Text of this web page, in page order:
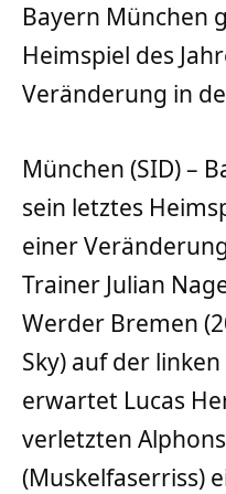
Bayern München
Heimspiel des
Veränderung in
München (SID) –
sein letztes
einer
Trainer Julian
Werder Bremen
Sky) auf der
erwartet Lucas
verletzten
(Muskelfaserriss)